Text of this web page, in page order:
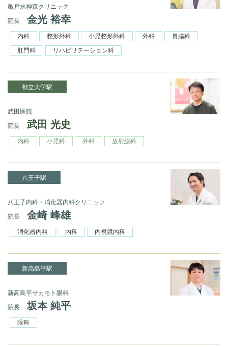
亀戸水神森クリニック
院長
金光 裕幸
内科 整形外科 小児整形外科 外科
胃腸科
肛門科
リハビリテーション科
都立大学駅
武田医院
院長
武田 光史
内科 小児科 外科 放射線科
八王子駅
八王子内科・消化器内科クリニック
院長
金崎 峰雄
消化器内科 内科 内視鏡内科
新高島平駅
新高島平サカモト眼科
院長
坂本 純平
眼科